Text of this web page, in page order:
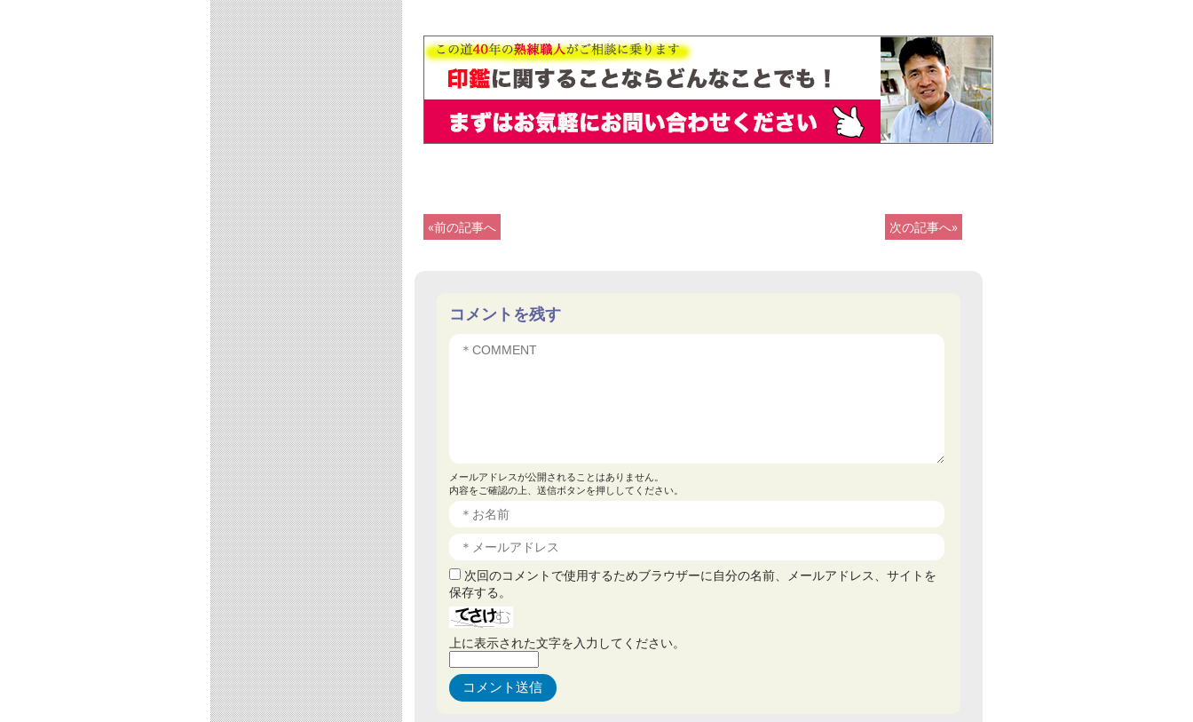
«前の記事へ 次の記事へ»
コメントを残す
メールアドレスが公開されることはありません。
内容をご確認の上、送信ボタンを押ししてください。
次回のコメントで使用するためブラウザーに自分の名前、メールアドレス、サイトを
保存する。
上に表示された文字を入力してください。